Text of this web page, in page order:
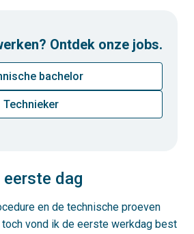
Ontdek onze jobs.
bachelor
Technieker
eerste dag
en de technische proeven
vond ik de eerste werkdag best